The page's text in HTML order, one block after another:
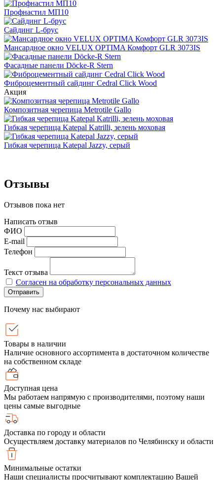
Профнастил МП10
Сайдинг L-брус
Мансардное окно VELUX OPTIMA Комфорт GLR 3073IS
Фасадные панели Döcke-R Stern
Фиброцементный сайдинг Cedral Click Wood
Акция
Композитная черепица Metrotile Gallo
Гибкая черепица Katepal Katrilli, зелень моховая
Гибкая черепица Katepal Jazzy, серый
Отзывы
Отзывов пока нет
Написать отзыв
ФИО
E-mail
Телефон
Текст отзыва
Согласен на обработку персональных данных
Отправить
Почему нас выбирают
Товары в наличии
Наличие основного ассортимента в достаточном количестве
на собственном складе
Доступная цена
Мы работаем напрямую с производителями, поэтому наши
цены самые выгодные
Доставка по городу и области
Осуществляем доставку материалов по Челябинску и области
Минимальные остатки
Наши специалисты просчитывают комплектацию Вашей